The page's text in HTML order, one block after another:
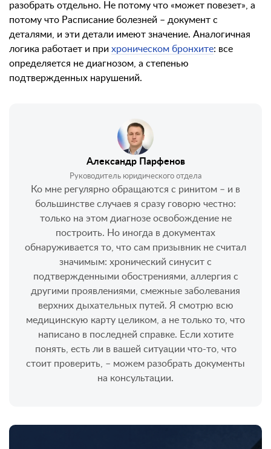
разобрать отдельно. Не потому что «может повезет», а
потому что Расписание болезней – документ с
деталями, и эти детали имеют значение. Аналогичная
логика работает и при хроническом бронхите: все
определяется не диагнозом, а степенью
подтвержденных нарушений.
Александр Парфенов
Руководитель юридического отдела
Ко мне регулярно обращаются с ринитом – и в
большинстве случаев я сразу говорю честно:
только на этом диагнозе освобождение не
построить. Но иногда в документах
обнаруживается то, что сам призывник не считал
значимым: хронический синусит с
подтвержденными обострениями, аллергия с
другими проявлениями, смежные заболевания
верхних дыхательных путей. Я смотрю всю
медицинскую карту целиком, а не только то, что
написано в последней справке. Если хотите
понять, есть ли в вашей ситуации что-то, что
стоит проверить, – можем разобрать документы
на консультации.